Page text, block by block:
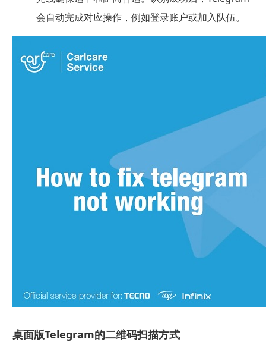
会自动完成对应操作，例如登录账户或加入队伍。
桌面版Telegram的二维码扫描方式